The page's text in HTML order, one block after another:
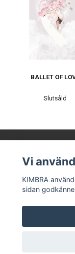
BALLET OF
Slutsåld
KIMBRA AB
Våra leverantörer
Köpvillkor
Vi
KIMBRA
sidan